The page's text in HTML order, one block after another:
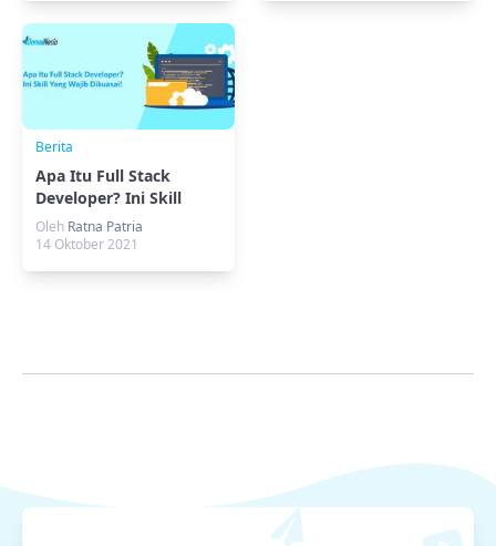
Berita
Apa Itu Full Stack
Developer? Ini Skill
Yang Wajib Dikuasai!
Oleh Ratna Patria
14 Oktober 2021